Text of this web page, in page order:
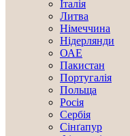
Італія
Литва
Німеччина
Нідерлянди
ОАЕ
Пакистан
Португалія
Польща
Росія
Сербія
Сінґапур